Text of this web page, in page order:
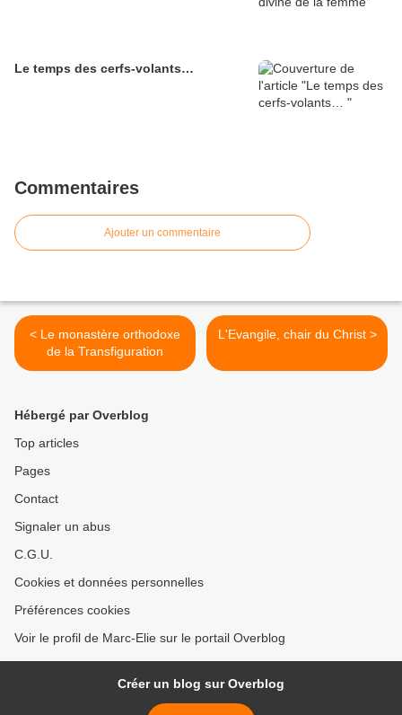
Le temps des cerfs-volants…
Commentaires
Ajouter un commentaire
< Le monastère orthodoxe
de la Transfiguration
L'Evangile, chair du Christ >
Hébergé par Overblog
Top articles
Pages
Contact
Signaler un abus
C.G.U.
Cookies et données personnelles
Préférences cookies
Voir le profil de Marc-Elie sur le portail Overblog
Créer un blog sur Overblog